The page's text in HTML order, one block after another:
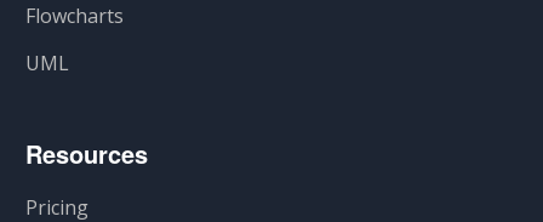
Flowcharts
UML
Resources
Pricing